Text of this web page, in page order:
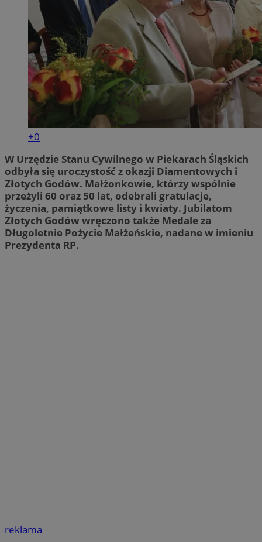
+0
W Urzędzie Stanu Cywilnego w Piekarach Śląskich
odbyła się uroczystość z okazji Diamentowych i
Złotych Godów. Małżonkowie, którzy wspólnie
przeżyli 60 oraz 50 lat, odebrali gratulacje,
życzenia, pamiątkowe listy i kwiaty. Jubilatom
Złotych Godów wręczono także Medale za
Długoletnie Pożycie Małżeńskie, nadane w imieniu
Prezydenta RP.
reklama